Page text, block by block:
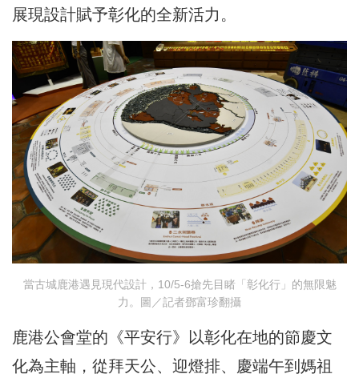
展現設計賦予彰化的全新活力。
當古城鹿港遇見現代設計，10/5-6搶先目睹「彰化行」的無限魅
力。圖／記者鄧富珍翻攝
鹿港公會堂的《平安行》以彰化在地的節慶文
化為主軸，從拜天公、迎燈排、慶端午到媽祖